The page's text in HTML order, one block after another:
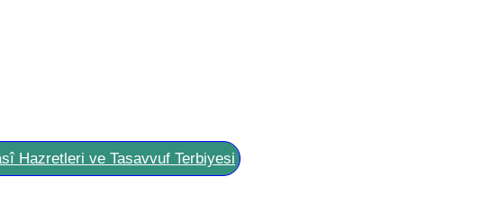
Hazretleri ve Tasavvuf Terbiyesi